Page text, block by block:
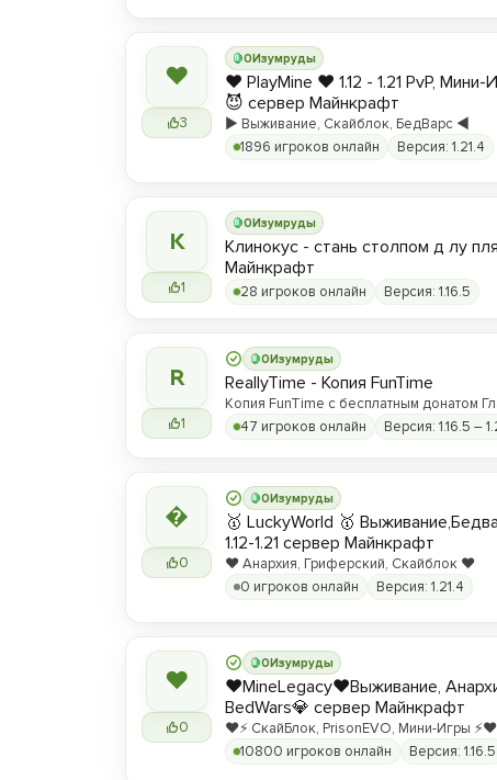
❤
3
0Изумруды
❤️ PlayMine ❤️ 1.12 - 1.21 PvP,
😈 сервер Майнкрафт
▶️ Выживание, Скайблок, БедВарс ◀️
1896 игроков онлайн
Версия: 1.21.4
К
1
0Изумруды
Клинокус - стань столпом д лу
Майнкрафт
28 игроков онлайн Версия: 1.16.5
R
1
0Изумруды
ReallyTime - Копия FunTime
Копия FunTime с бесплатным донатом
47 игроков онлайн
Версия: 1.16.5 –

0
0Изумруды
🥇 LuckyWorld 🥇
1.12-1.21 сервер Майнкрафт
❤️ Анархия, Гриферский, Скайблок ❤️
0 игроков онлайн
Версия: 1.21.4
❤
0
0Изумруды
❤️MineLegacy❤️Выживание,
BedWars💎 сервер Майнкрафт
❤️⚡️ СкайБлок, PrisonEVO, Мини-Игры ⚡️❤️
10800 игроков онлайн
Версия: 1.16.5